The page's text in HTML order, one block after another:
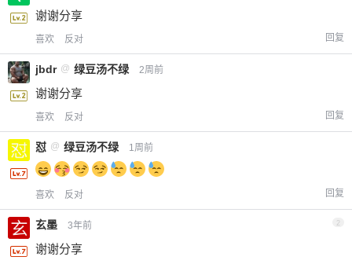
谢谢分享
喜欢 反对 回复
jbdr @ 绿豆汤不绿 2周前
谢谢分享
喜欢 反对 回复
怼 @ 绿豆汤不绿 1周前
喜欢 反对 回复
玄墨 3年前 2
谢谢分享